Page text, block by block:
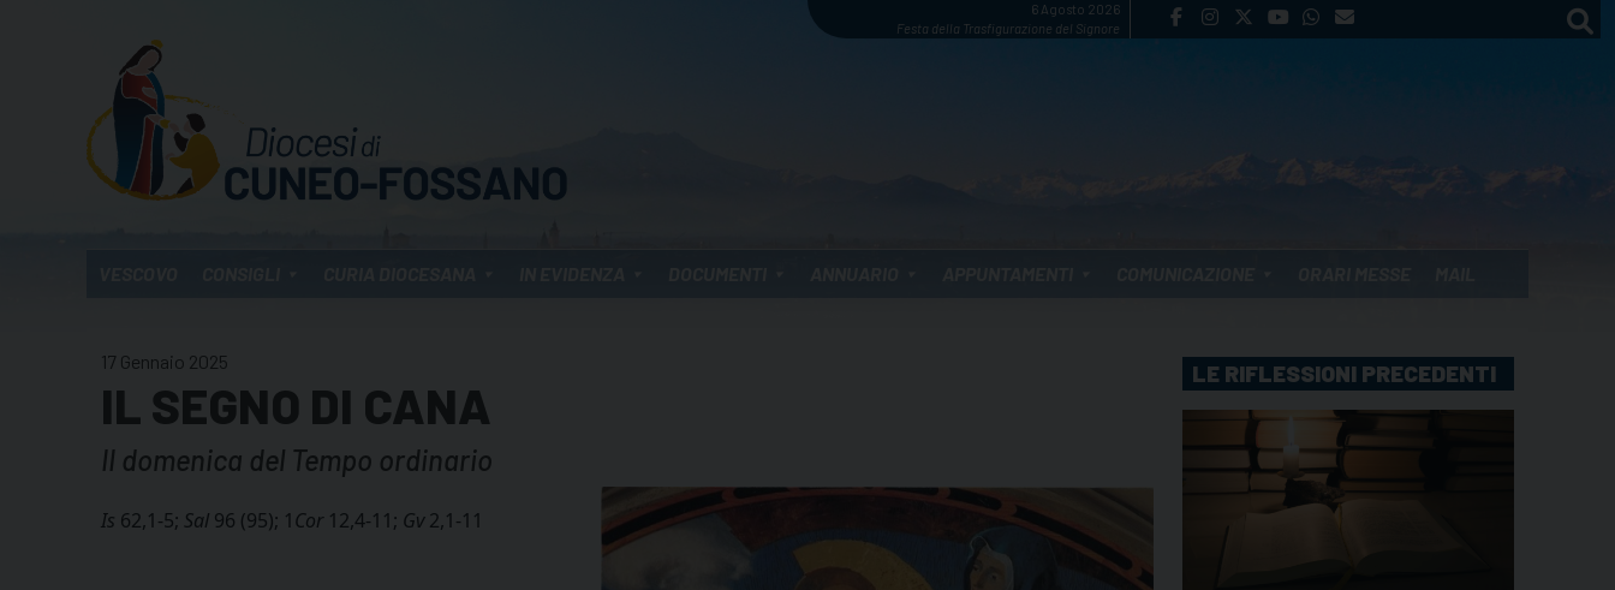
6 Agosto 2026
Festa della Trasfigurazione del Signore
17 Gennaio 2025
IL SEGNO DI CANA
II domenica del Tempo ordinario
Is 62,1-5; Sal 96 (95); 1 Cor12,4-11; Gv2,1-11
LE RIFLESSIONI PRECEDENTI